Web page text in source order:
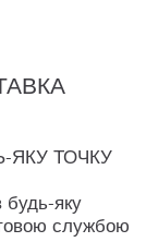
ЯКУ ТОЧКУ
будь-яку
службою